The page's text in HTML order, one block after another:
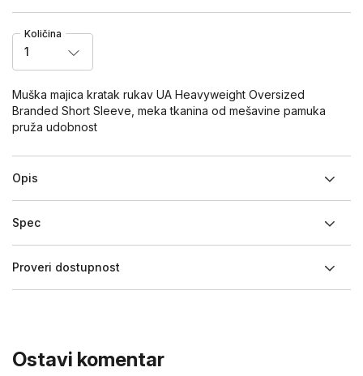
Količina
1
Muška majica kratak rukav UA Heavyweight Oversized
Branded Short Sleeve, meka tkanina od mešavine pamuka
pruža udobnost
Opis
Spec
Proveri dostupnost
Ostavi komentar